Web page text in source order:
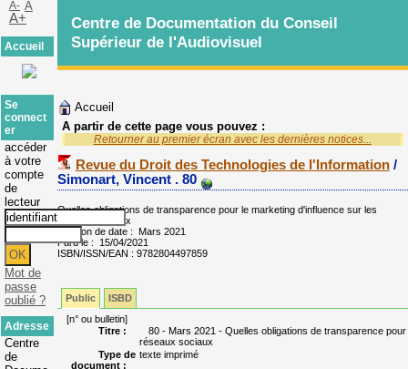
Accueil
A partir de cette page vous pouvez :
Retourner au premier écran avec les dernières notices...
Revue du Droit des Technologies de l'Information/
Simonart, Vincent . 80
Quelles obligations de transparence pour le marketing d'influence sur les
réseaux sociaux
Mention de date : Mars 2021
Paru le : 15/04/2021
ISBN/ISSN/EAN : 9782804497859
Public
ISBD
[n° ou bulletin]
Titre :
80 - Mars 2021 - Quelles obligations de transparence
réseaux sociaux
Type de
document :
texte imprimé
Centre de Documentation du Conseil
Supérieur de l'Audiovisuel
A- A
A+
Accueil
Se
connect
er
accéder
à votre
compte
de
lecteur
Mot de
passe
oublié ?
Adresse
Centre
de